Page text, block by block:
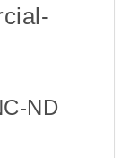
ND